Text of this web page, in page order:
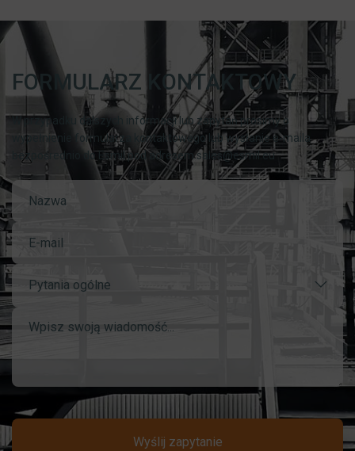
FORMULARZ KONTAKTOWY
W przypadku dalszych informacji lub zapytań prosimy o
wypełnienie formularza kontaktowego lub wysłanie e-maila
bezpośrednio do Esmil pod adresem sales@esmil.eu
Pytania ogólne
Wyślij zapytanie